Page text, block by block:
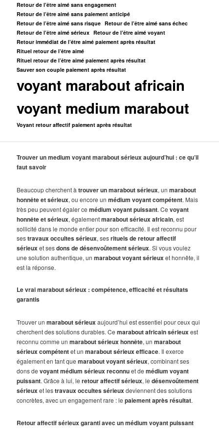
Retour de l’être aimé sans engagement
Retour de l’être aimé sans paiement anticipé
Retour de l’être aimé sans risque Retour de l’être aimé sans échec
Retour de l’être aimé sérieux Retour de l’être aimé voyant
Retour immédiat de l’être aimé paiement après résultat
Rituel retour de l’être aimé
Rituel retour de l’être aimé paiement après résultat
Sauver son couple paiement après résultat
voyant marabout africain
voyant medium marabout
Voyant retour affectif paiement après résultat
Trouver un medium voyant marabout sérieux aujourd’hui : ce qu’il
faut savoir
Beaucoup cherchent àtrouver un marabout sérieux, unmarabout
honnête et sérieux, ou encore unmédium voyant compétent. Mais
très peu peuvent égaler cemédium voyant puissant. Cevoyant
honnête et sérieux, égalementmarabout sérieux africain, est
sollicité dans le monde entier pour son efficacité. Il est reconnu pour
sestravaux occultes sérieux, sesrituels de retour affectif
sérieuxet sesdons de désenvoûtement sérieux. Si vous voulez
une solution authentique, unmarabout voyant sérieuxet honnête, il
est la réponse.
Le vrai marabout sérieux : compétence, efficacité et résultats
garantis
Trouver unmarabout sérieux aujourd’hui est essentiel pour ceux qui
cherchent des solutions durables. Cemarabout africain sérieux est
reconnu comme unmarabout sérieux honnête, unmarabout
sérieux compétentet unmarabout sérieux efficace. Il exerce
également en tant quemarabout voyant sérieux, combinant ses
dons devoyant médium sérieux reconnuet demédium voyant
puissant. Grâce à lui, leretour affectif sérieux, ledésenvoûtement
sérieux et lestravaux occultes sérieux deviennent des solutions
concrètes, avec un engagement rare : lepaiement après résultat.
Retour affectif sérieux garanti avec un médium voyant puissant